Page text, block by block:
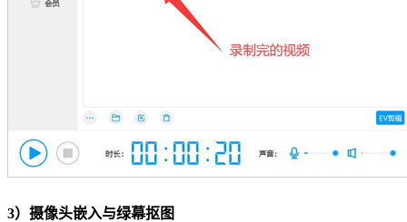
3）摄像头嵌入与绿幕抠图